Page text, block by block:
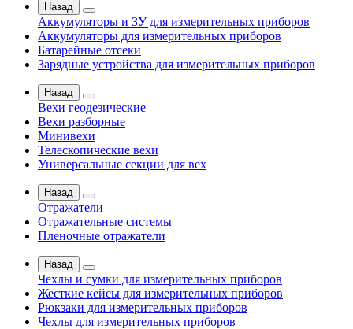
Назад
Аккумуляторы и ЗУ для измерительных приборов
Аккумуляторы для измерительных приборов
Батарейные отсеки
Зарядные устройства для измерительных приборов
Назад
Вехи геодезические
Вехи разборные
Минивехи
Телескопические вехи
Универсальные секции для вех
Назад
Отражатели
Отражательные системы
Пленочные отражатели
Назад
Чехлы и сумки для измерительных приборов
Жесткие кейсы для измерительных приборов
Рюкзаки для измерительных приборов
Чехлы для измерительных приборов